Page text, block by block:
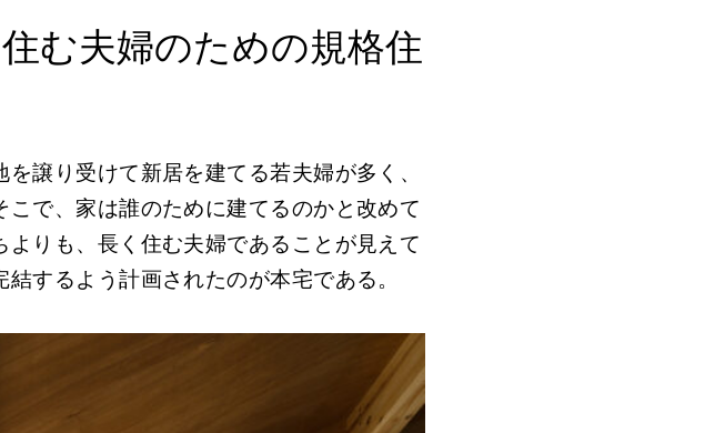
む夫婦のための規格住
譲り受けて新居を建てる若夫婦が多く、
で、家は誰のために建てるのかと改めて
りも、長く住む夫婦であることが見えて
するよう計画されたのが本宅である。